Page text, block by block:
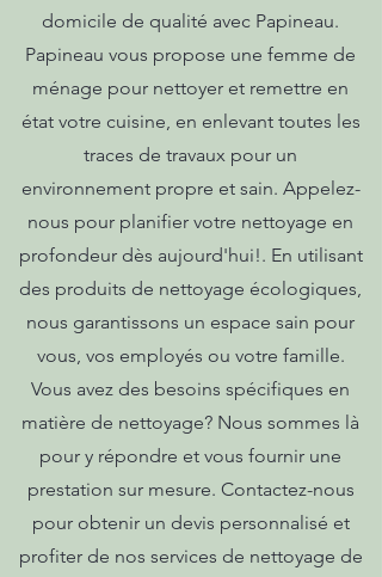
domicile de qualité avec Papineau.
Papineau vous propose une femme de
ménage pour nettoyer et remettre en
état votre cuisine, en enlevant toutes les
traces de travaux pour un
environnement propre et sain. Appelez-
nous pour planifier votre nettoyage en
profondeur dès aujourd'hui!. En utilisant
des produits de nettoyage écologiques,
nous garantissons un espace sain pour
vous, vos employés ou votre famille.
Vous avez des besoins spécifiques en
matière de nettoyage? Nous sommes là
pour y répondre et vous fournir une
prestation sur mesure. Contactez-nous
pour obtenir un devis personnalisé et
profiter de nos services de nettoyage de